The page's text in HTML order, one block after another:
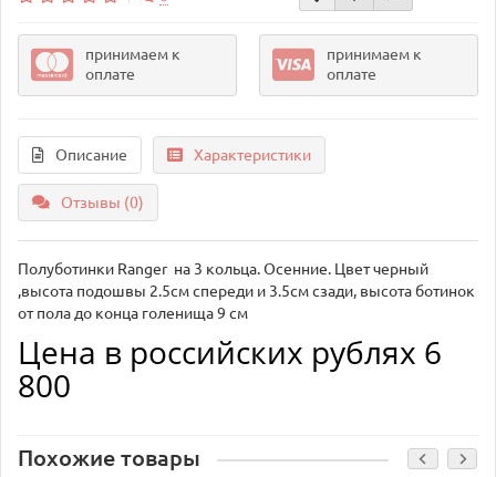
принимаем к
оплате
принимаем к
оплате
Описание Характеристики
Отзывы (0)
Полуботинки Ranger на 3 кольца. Осенние. Цвет черный
,высота подошвы 2.5см спереди и 3.5см сзади, высота ботинок
от пола до конца голенища 9 см
Цена в российских рублях 6
800
Похожие товары